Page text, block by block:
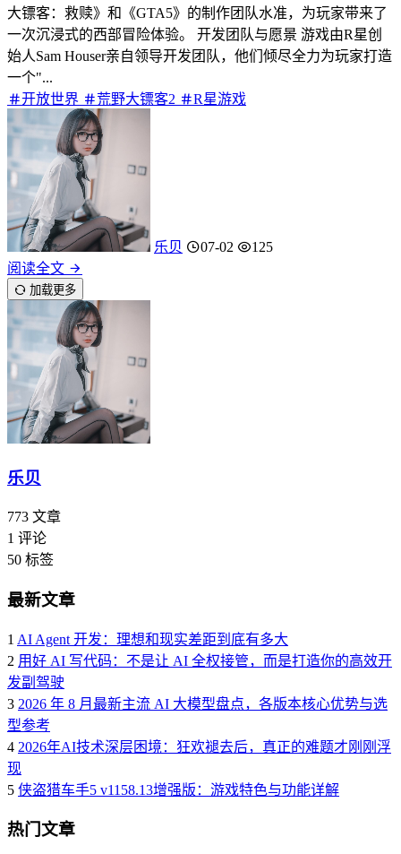
大镖客：救赎》和《GTA5》的制作团队水准，为玩家带来了
一次沉浸式的西部冒险体验。 开发团队与愿景 游戏由R星创
始人Sam Houser亲自领导开发团队，他们倾尽全力为玩家打造
一个"...
开放世界
荒野大镖客2 R星游戏
乐贝 07-02
125
阅读全文
加载更多
乐贝
773 文章
1 评论
50 标签
最新文章
1 AI Agent 开发：理想和现实差距到底有多大
2 用好 AI 写代码：不是让 AI 全权接管，而是打造你的高效开
发副驾驶
3 2026 年 8 月最新主流 AI 大模型盘点，各版本核心优势与选
型参考
4 2026年AI技术深层困境：狂欢褪去后，真正的难题才刚刚浮
现
5 侠盗猎车手5 v1158.13增强版：游戏特色与功能详解
热门文章